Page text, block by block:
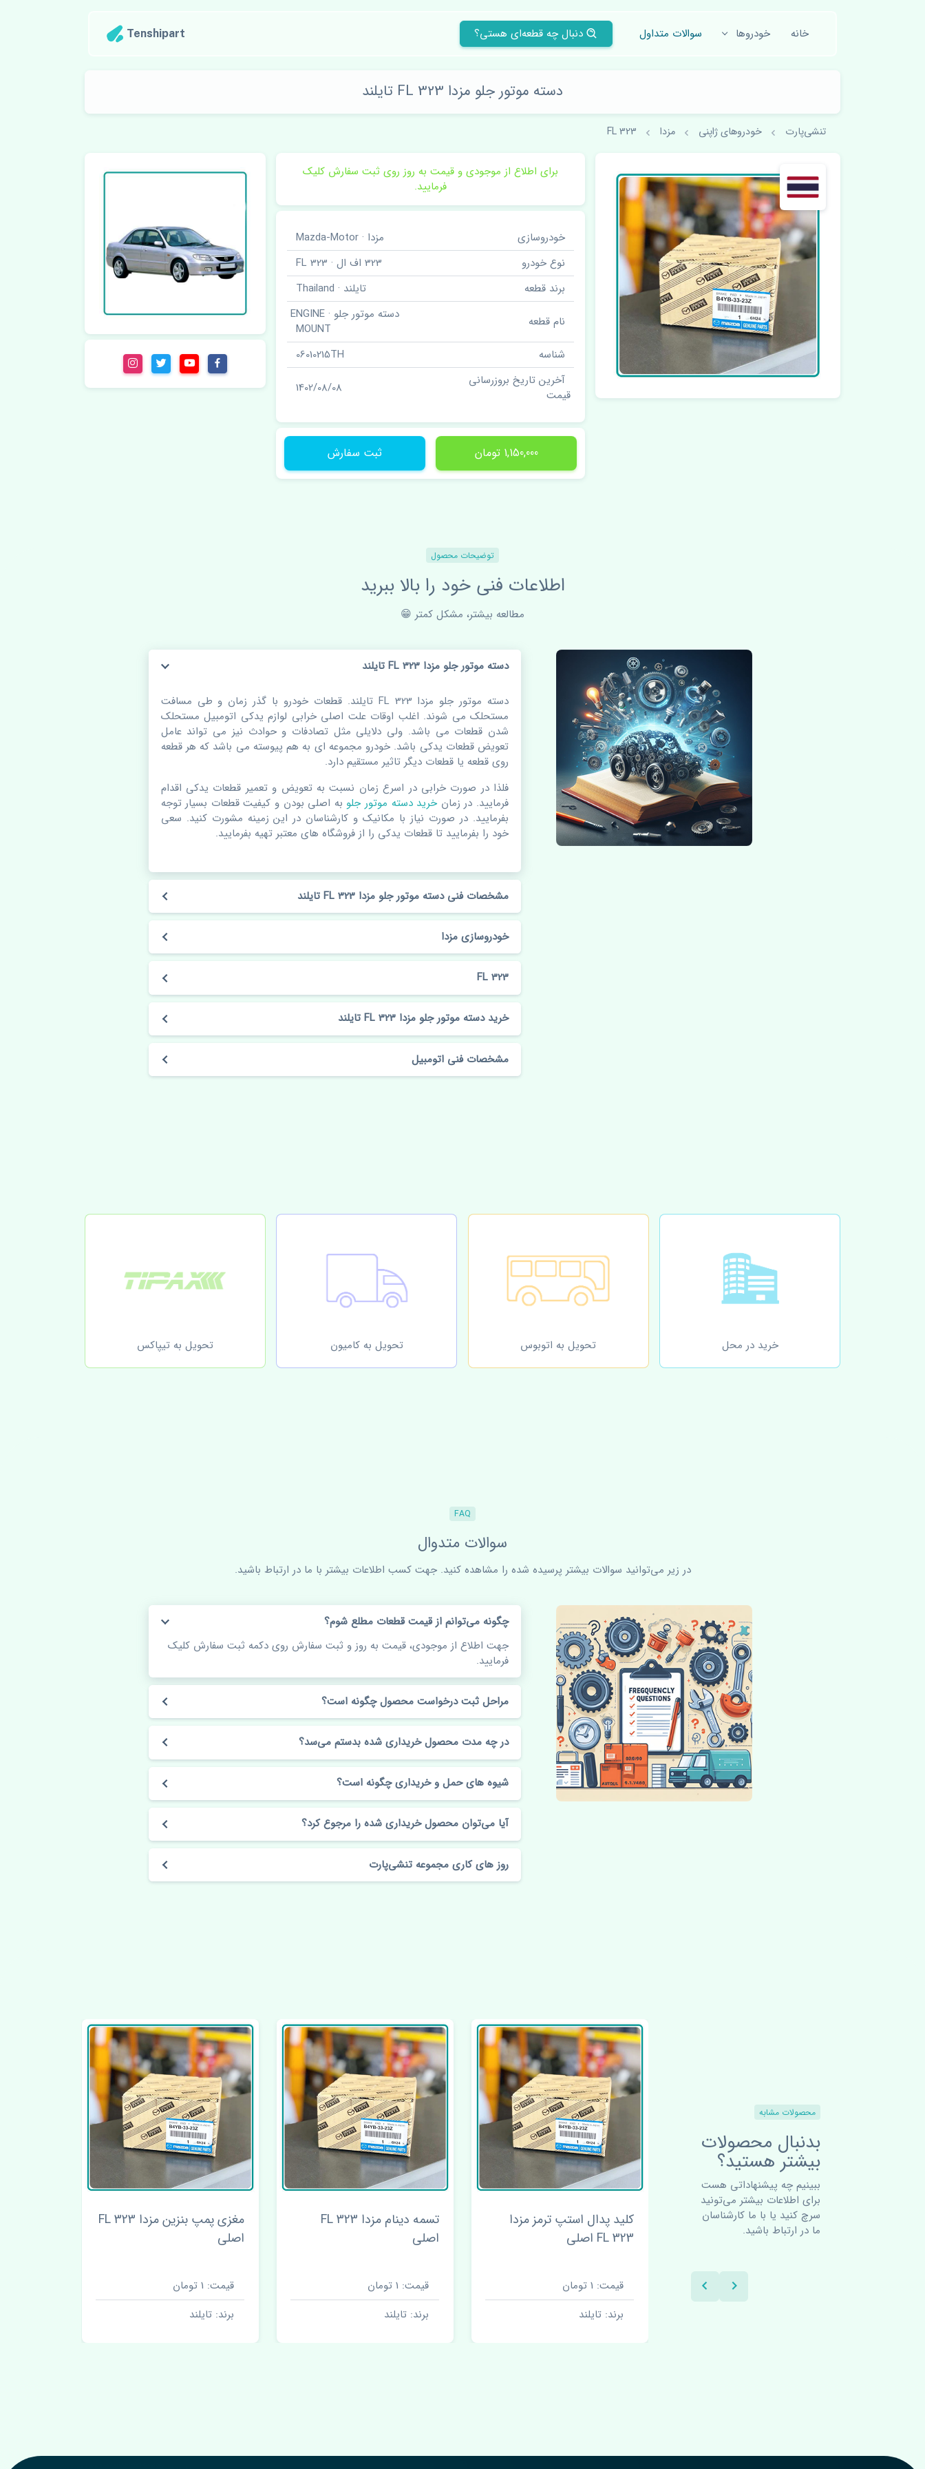
خانه خودروها سوالات متداول دنبال چه قطعه‌ای هستی؟ Tenshipart
دسته موتور جلو مزدا 323 FL تایلند
تنشی‌پارت خودروهای ژاپنی مزدا 323 FL
برای اطلاع از موجودی و قیمت به روز روی ثبت سفارش کلیک
فرمایید.
خودروسازی
مزدا · Mazda-Motor
نوع خودرو
323 اف ال · 323 FL
برند قطعه
تایلند · Thailand
نام قطعه
دسته موتور جلو · ENGINE
MOUNT
شناسه
06010215TH
آخرین تاریخ بروزرسانی
قیمت
1402/08/08
1,150,000 تومان ثبت سفارش
توضیحات محصول
اطلاعات فنی خود را بالا ببرید
مطالعه بیشتر، مشکل کمتر 😁
دسته موتور جلو مزدا 323 FL تایلند
دسته موتور جلو مزدا 323 FL تایلند. قطعات خودرو با گذر زمان و طی مسافت
مستحلک می شوند. اغلب اوقات علت اصلی خرابی لوازم یدکی اتومبیل مستحلک
شدن قطعات می باشد. ولی دلایلی مثل تصادفات و حوادث نیز می تواند عامل
تعویض قطعات یدکی باشد. خودرو مجموعه ای به هم پیوسته می باشد که هر قطعه
روی قطعه یا قطعات دیگر تاثیر مستقیم دارد.
فلذا در صورت خرابی در اسرع زمان نسبت به تعویض و تعمیر قطعات یدکی اقدام
فرمایید. در زمان خرید دسته موتور جلو به اصلی بودن و کیفیت قطعات بسیار توجه
بفرمایید. در صورت نیاز با مکانیک و کارشناسان در این زمینه مشورت کنید. سعی
خود را بفرمایید تا قطعات یدکی را از فروشگاه های معتبر تهیه بفرمایید.
مشخصات فنی دسته موتور جلو مزدا 323 FL تایلند
خودروسازی مزدا
323 FL
خرید دسته موتور جلو مزدا 323 FL تایلند
مشخصات فنی اتومبیل
خرید در محل تحویل به اتوبوس تحویل به کامیون تحویل به تیپاکس
FAQ
سوالات متدوال
در زیر می‌توانید سوالات بیشتر پرسیده شده را مشاهده کنید. جهت کسب اطلاعات بیشتر با ما در ارتباط باشید.
چگونه می‌توانم از قیمت قطعات مطلع شوم؟
جهت اطلاع از موجودی، قیمت به روز و ثبت سفارش روی دکمه ثبت سفارش کلیک
فرمایید.
مراحل ثبت درخواست محصول چگونه است؟
در چه مدت محصول خریداری شده بدستم می‌سد؟
شیوه های حمل و خریداری چگونه است؟
آیا می‌توان محصول خریداری شده را مرجوع کرد؟
روز های کاری مجموعه تنشی‌پارت
محصولات مشابه
بدنبال محصولات
بیشتر هستید؟
ببینیم چه پیشنهاداتی هست
برای اطلاعات بیشتر می‌تونید
سرچ کنید یا با ما کارشناسان
ما در ارتباط باشید.
کلید پدال استپ ترمز مزدا
323 FL اصلی
اصلی
قیمت: 1 تومان
برند: تایلند
قیمت: 1 تومان
برند: تایلند
قیمت: 350000 تومان
برند: تایلند